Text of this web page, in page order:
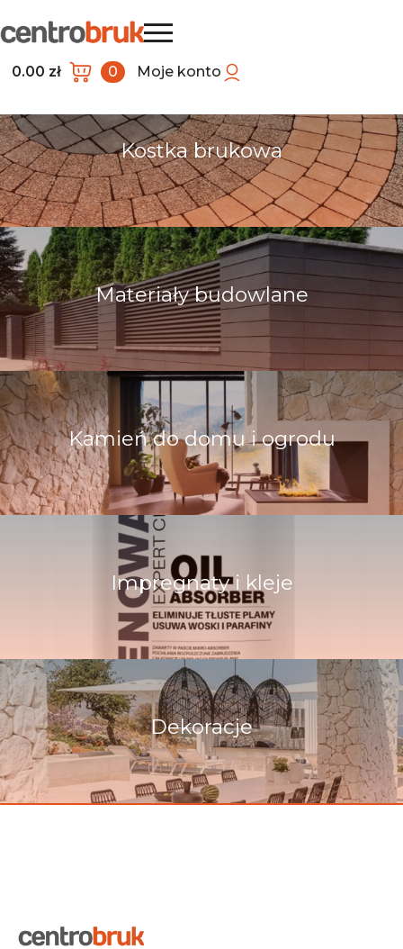
Moje konto
0.00 zł 0
Kostka brukowa
Materiały budowlane
Kamień do domu i ogrodu
Impregnaty i kleje
Dekoracje